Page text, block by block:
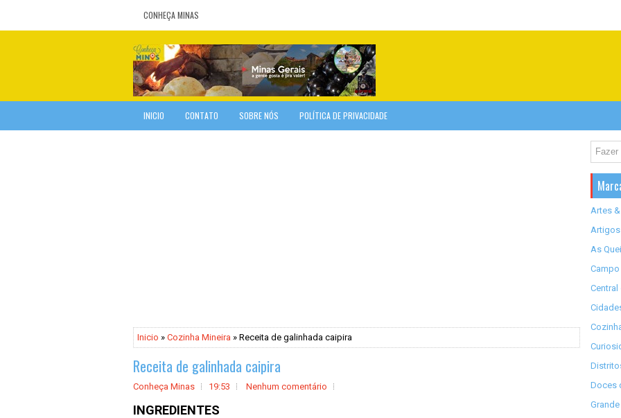
CONHEÇA MINAS
INICIO CONTATO SOBRE NÓS POLÍTICA DE PRIVACIDADE
Inicio » Cozinha Mineira » Receita de galinhada caipira
Receita de galinhada caipira
Conheça Minas 19:53 Nenhum comentário
INGREDIENTES
Artes
As
Central
Doces